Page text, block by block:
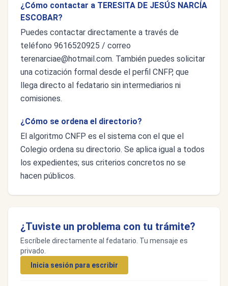
¿Cómo contactar a TERESITA DE JESÚS NARCÍA
ESCOBAR?
Puedes contactar directamente a través de
teléfono 9616520925 / correo
terenarciae@hotmail.com. También puedes solicitar
una cotización formal desde el perfil CNFP, que
llega directo al fedatario sin intermediarios ni
comisiones.
¿Cómo se ordena el directorio?
El algoritmo CNFP es el sistema con el que el
Colegio ordena su directorio. Se aplica igual a todos
los expedientes; sus criterios concretos no se
hacen públicos.
¿Tuviste un problema con tu trámite?
Escríbele directamente al fedatario. Tu mensaje es
privado.
Inicia sesión para escribir